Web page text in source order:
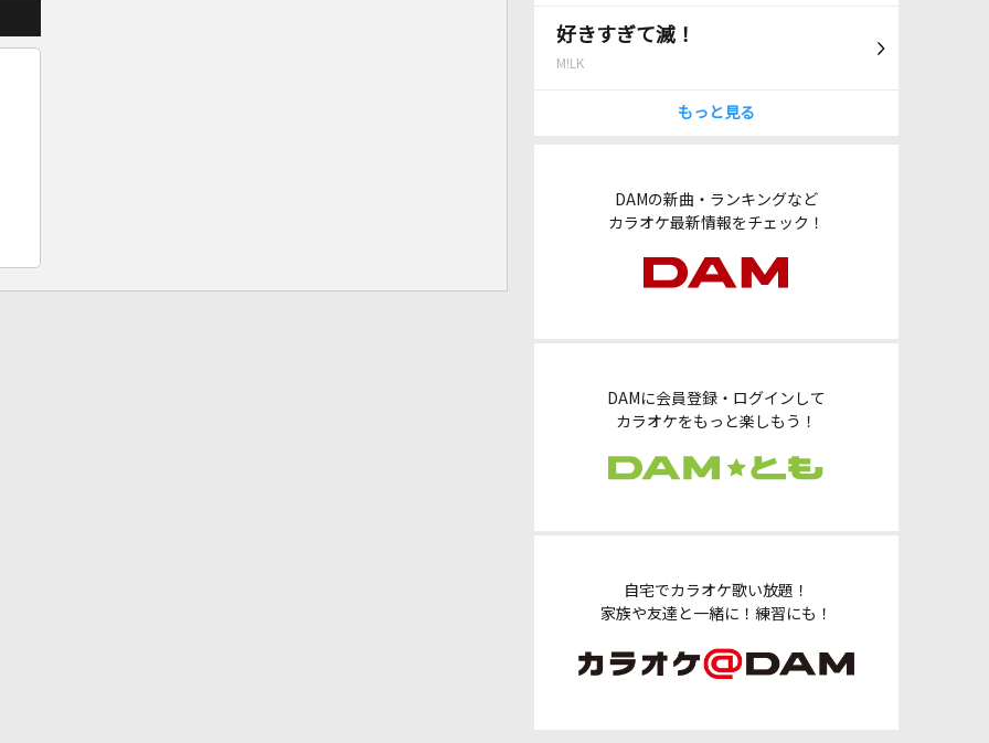
好きすぎて滅！
M!LK
もっと見る
DAMの新曲・ランキングなど
カラオケ最新情報をチェック！
DAMに会員登録・ログインして
カラオケをもっと楽しもう！
自宅でカラオケ歌い放題！
家族や友達と一緒に！練習にも！